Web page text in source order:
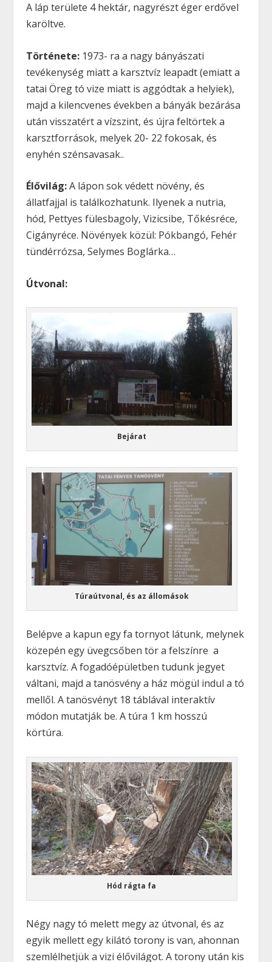
A láp területe 4 hektár, nagyrészt éger erdővel
karöltve.
Története:1973- ra a nagy bányászati
tevékenység miatt a karsztvíz leapadt (emiatt a
tatai Öreg tó vize miatt is aggódtak a helyiek),
majd a kilencvenes években a bányák bezárása
után visszatért a vízszint, és újra feltörtek a
karsztforrások, melyek 20- 22 fokosak, és
enyhén szénsavasak..
Élővilág:A lápon sok védett növény, és
állatfajjal is találkozhatunk. Ilyenek a nutria,
hód, Pettyes fülesbagoly, Vizicsibe, Tőkésréce,
Cigányréce. Növények közül: Pókbangó, Fehér
tündérrózsa, Selymes Boglárka…
Útvonal:
Bejárat
Túraútvonal, és az állomások
Belépve a kapun egy fa tornyot látunk, melynek
közepén egy üvegcsőben tör a felszínre a
karsztvíz. A fogadóépületben tudunk jegyet
váltani, majd a tanösvény a ház mögül indul a tó
mellől. A tanösvényt 18 táblával interaktív
módon mutatják be. A túra 1 km hosszú
körtúra.
Hód rágta fa
Négy nagy tó melett megy az útvonal, és az
egyik mellett egy kilátó torony is van, ahonnan
szemlélhetjük a vizi élővilágot. A torony után kis